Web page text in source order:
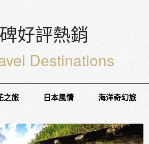
好評熱銷
Destinations
之旅 日本風情 海洋奇幻旅